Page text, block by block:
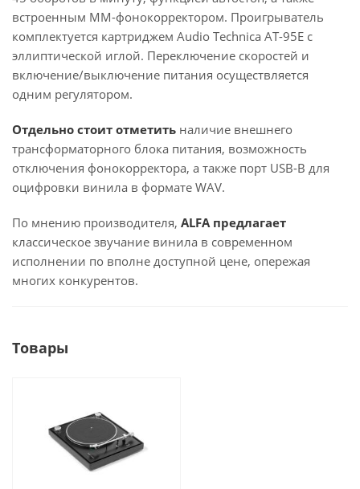
встроенным MM-фонокорректором. Проигрыватель
комплектуется картриджем Audio Technica AT-95E с
эллиптической иглой. Переключение скоростей и
включение/выключение питания осуществляется
одним регулятором.
Отдельно стоит отметить наличие внешнего
трансформаторного блока питания, возможность
отключения фонокорректора, а также порт USB-B для
оцифровки винила в формате WAV.
По мнению производителя, ALFA предлагает
классическое звучание винила в современном
исполнении по вполне доступной цене, опережая
многих конкурентов.
Товары